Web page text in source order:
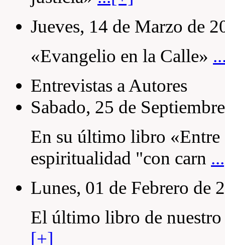
Jueves, 14 de Marzo de
«Evangelio en la Calle»
Entrevistas a Autores
Sabado, 25 de
En su último libro
espiritualidad "con carn
Lunes, 01 de Febrero de
El último libro de nuestro
[+]